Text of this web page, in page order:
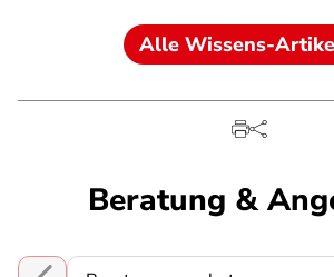
Alle Wissens-
Beratung &